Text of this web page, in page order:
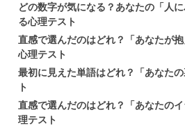
どの数字が気になる？あなたの「人
る心理テスト
直感で選んだのはどれ？「あなたが
心理テスト
最初に見えた単語はどれ？「あなた
ト
直感で選んだのはどれ？「あなたの
理テスト